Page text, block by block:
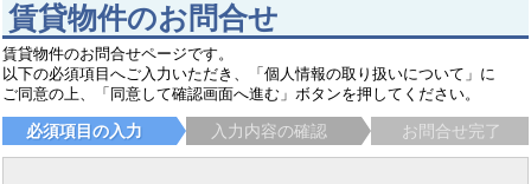
賃貸物件のお問合せ
賃貸物件のお問合せページです。
以下の必須項目へご入力いただき、「個人情報の取り扱いについて」に
ご同意の上、「同意して確認画面へ進む」ボタンを押してください。
必須項目の入力 入力内容の確認 お問合せ完了